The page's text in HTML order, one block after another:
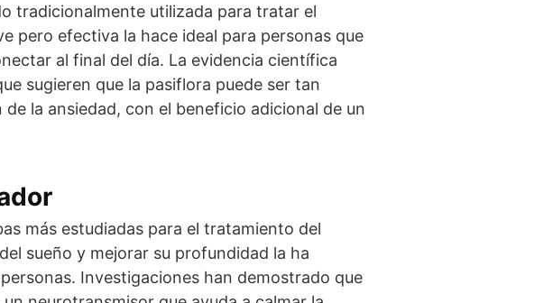
tradicionalmente utilizada para tratar el
pero efectiva la hace ideal para personas que
al final del día. La evidencia científica
sugieren que la pasiflora puede ser tan
la ansiedad, con el beneficio adicional de un
más estudiadas para el tratamiento del
sueño y mejorar su profundidad la ha
Investigaciones han demostrado que